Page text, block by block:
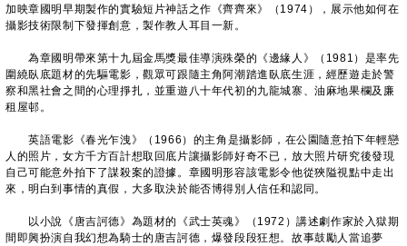
加映章國明早期製作的實驗短片神話之作《齊齊來》（1974），展示他如何在
攝影技術限制下發揮創意，製作教人耳目一新。
為章國明帶來第十九屆金馬獎最佳導演殊榮的《邊緣人》（1981）是率先
圍繞臥底題材的先驅電影，觀眾可跟隨主角阿潮踏進臥底生涯，經歷遊走於警
察和黑社會之間的心理掙扎，並重遊八十年代初的九龍城寨、油麻地果欄及廉
租屋邨。
英語電影《春光乍洩》（1966）的主角是攝影師，在公園隨意拍下年輕戀
人的照片，女方千方百計想取回底片讓攝影師好奇不已，放大照片研究後發現
自己可能意外拍下了謀殺案的證據。章國明形容該電影令他從狹隘視點中走出
來，明白到事情的真假，大多取決於能否博得別人信任和認同。
以小說《唐吉訶德》為題材的《武士英魂》（1972）講述劇作家於入獄期
間即興扮演自我幻想為騎士的唐吉訶德，爆發段段狂想。故事鼓勵人當追夢